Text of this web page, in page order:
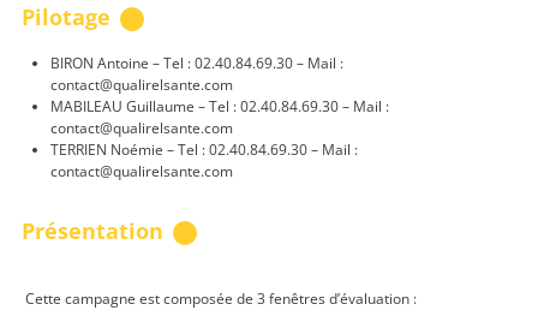
Pilotage
BIRON Antoine – Tel : 02.40.84.69.30 – Mail :
contact@qualirelsante.com
MABILEAU Guillaume – Tel : 02.40.84.69.30 – Mail :
contact@qualirelsante.com
TERRIEN Noémie – Tel : 02.40.84.69.30 – Mail :
contact@qualirelsante.com
Présentation
Cette campagne est composée de 3 fenêtres d’évaluation :